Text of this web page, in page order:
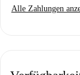
Alle Zahlungen